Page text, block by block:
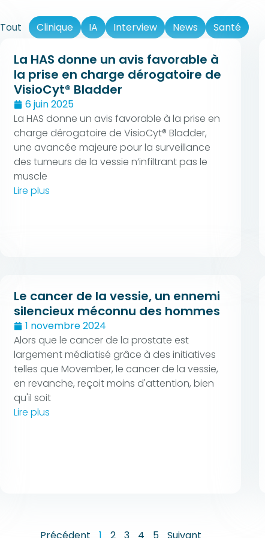
Clinique IA Interview News Santé
Tout
La HAS donne un avis favorable à
la prise en charge dérogatoire de
VisioCyt® Bladder
6 juin 2025
La HAS donne un avis favorable à la prise en
charge dérogatoire de VisioCyt® Bladder,
une avancée majeure pour la surveillance
des tumeurs de la vessie n’infiltrant pas le
muscle
Lire plus
Le cancer de la vessie, un ennemi
silencieux méconnu des hommes
1 novembre 2024
Alors que le cancer de la prostate est
largement médiatisé grâce à des initiatives
telles que Movember, le cancer de la vessie,
en revanche, reçoit moins d'attention, bien
qu'il soit
Lire plus